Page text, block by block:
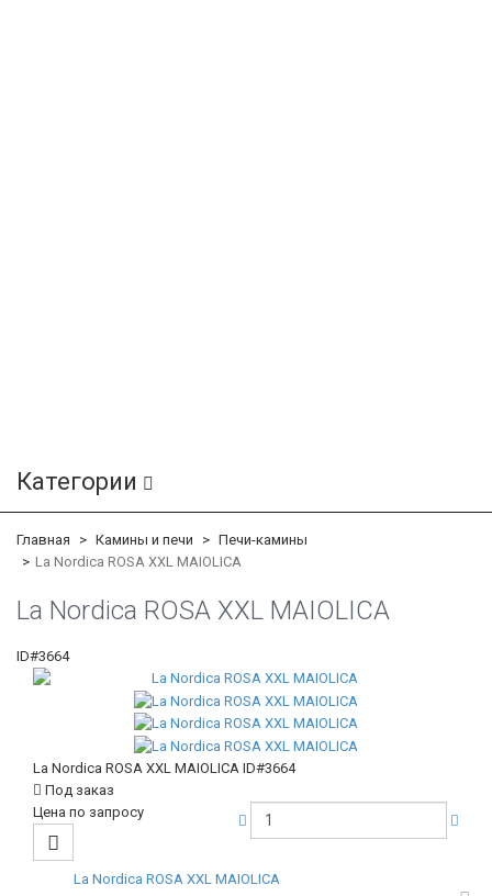
Категории
Главная Камины и печи
Печи-камины
La Nordica ROSA XXL MAIOLICA
La Nordica ROSA XXL MAIOLICA
ID#3664
La Nordica ROSA XXL MAIOLICA ID#3664
Под заказ
Цена по запросу
La Nordica ROSA XXL MAIOLICA